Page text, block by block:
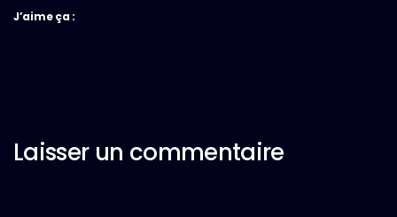
J’aime ça :
Laisser un commentaire